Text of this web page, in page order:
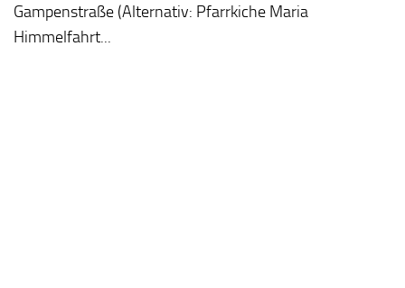
Gampenstraße (Alternativ: Pfarrkiche Maria
Himmelfahrt...